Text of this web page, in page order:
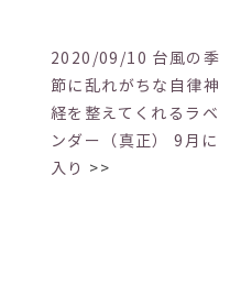
2020/09/10 台風の季
節に乱れがちな自律神
経を整えてくれるラベ
ンダー（真正） 9月に
入り >>